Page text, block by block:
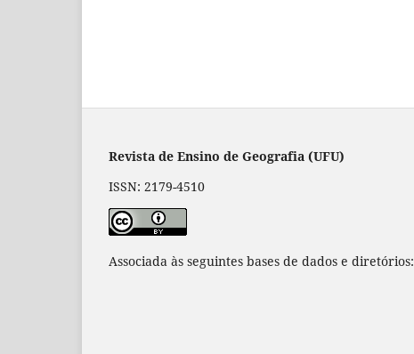
Revista de Ensino de Geografia (UFU)
ISSN: 2179-4510
Associada às seguintes bases de dados e diretórios: